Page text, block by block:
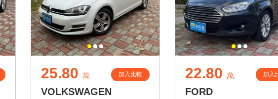
25.80 萬 加入比較
VOLKSWAGEN
22.80 萬 加入
FORD